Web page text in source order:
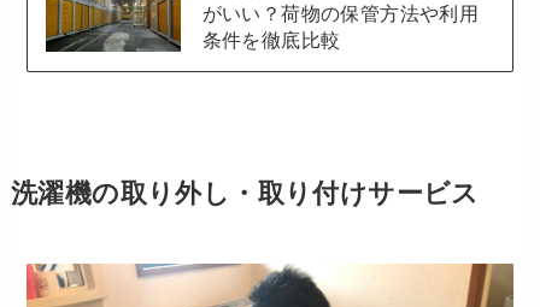
がいい？荷物の保管方法や利用
条件を徹底比較
洗濯機の取り外し・取り付けサービス